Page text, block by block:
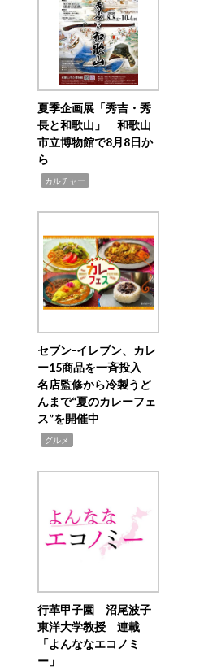
夏季企画展「秀吉・秀
長と和歌山」 和歌山
市立博物館で8月8日か
ら
カルチャー
セブン‐イレブン、カレ
ー15商品を一斉投入
名店監修から冷製うど
んまで“夏のカレーフェ
ス”を開催中
グルメ
行革甲子園 沼尾波子
東洋大学教授 連載
「よんななエコノミ
ー」